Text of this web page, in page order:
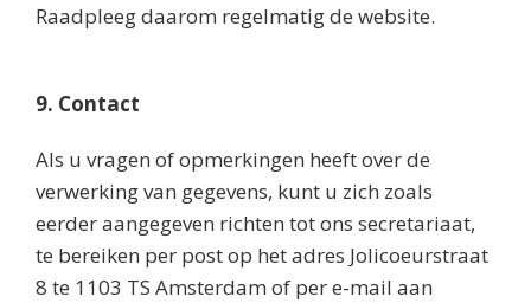
Raadpleeg daarom regelmatig de website.
9. Contact
Als u vragen of opmerkingen heeft over de
verwerking van gegevens, kunt u zich zoals
eerder aangegeven richten tot ons secretariaat,
te bereiken per post op het adres Jolicoeurstraat
8 te 1103 TS Amsterdam of per e-mail aan